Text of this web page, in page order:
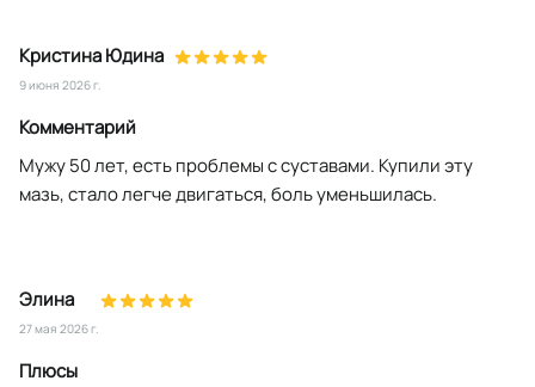
Кристина Юдина
9 июня 2026 г.
Комментарий
Мужу 50 лет, есть проблемы с суставами. Купили эту
мазь, стало легче двигаться, боль уменьшилась.
Элина
27 мая 2026 г.
Плюсы